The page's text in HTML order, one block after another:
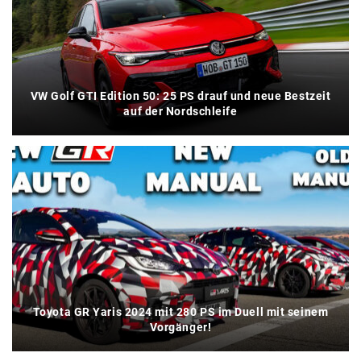
VW Golf GTI Edition 50: 25 PS drauf und neue Bestzeit
auf der Nordschleife
Toyota GR Yaris 2024 mit 280 PS im Duell mit seinem
Vorgänger!